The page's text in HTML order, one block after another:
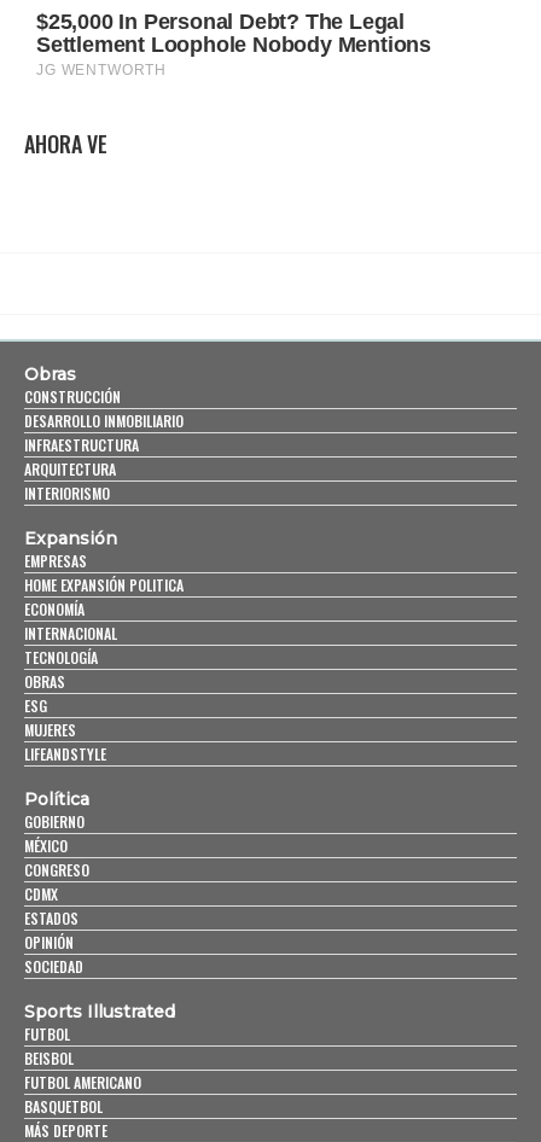
AHORA VE
Obras
CONSTRUCCIÓN
DESARROLLO INMOBILIARIO
INFRAESTRUCTURA
ARQUITECTURA
INTERIORISMO
Expansión
EMPRESAS
HOME EXPANSIÓN POLITICA
ECONOMÍA
INTERNACIONAL
TECNOLOGÍA
OBRAS
ESG
MUJERES
LIFEANDSTYLE
Política
GOBIERNO
MÉXICO
CONGRESO
CDMX
ESTADOS
OPINIÓN
SOCIEDAD
Sports Illustrated
FUTBOL
BEISBOL
FUTBOL AMERICANO
BASQUETBOL
MÁS DEPORTE